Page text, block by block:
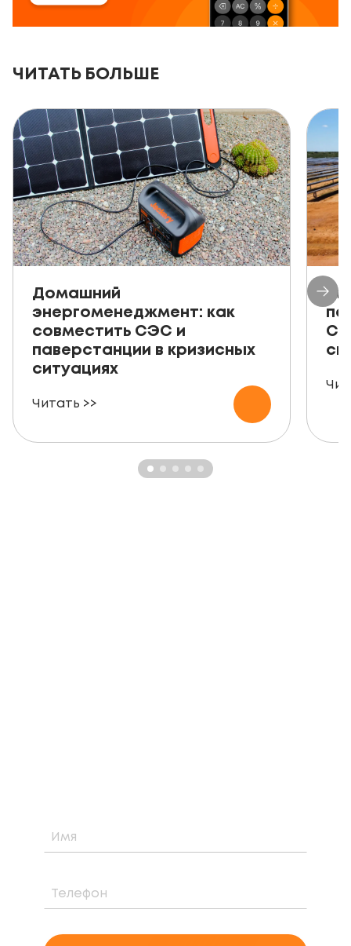
ЧИТАТЬ БОЛЬШЕ
Домашний
энергоменеджмент: как
совместить СЭС и
паверстанции в кризисных
ситуациях
Читать >>